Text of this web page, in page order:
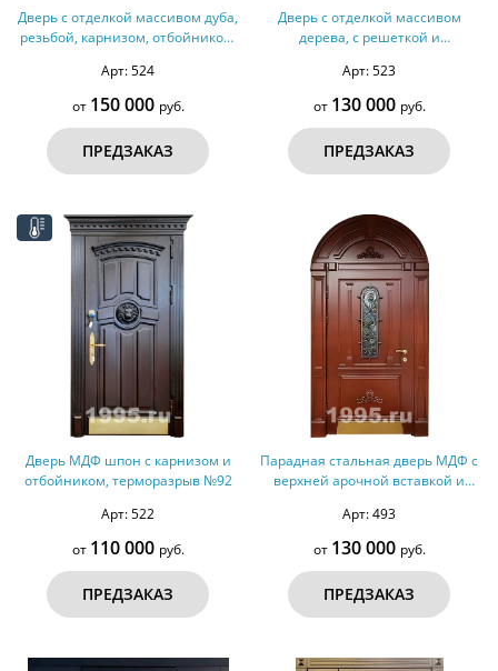
Дверь с отделкой массивом дуба,
резьбой, карнизом, отбойником,
Арт: 524
от 150 000 руб.
ПРЕДЗАКАЗ
Дверь с отделкой массивом
дерева, с решеткой и
Арт: 523
от 130 000 руб.
ПРЕДЗАКАЗ
Дверь МДФ шпон с карнизом и
отбойником, терморазрыв №92
Арт: 522
от 110 000 руб.
ПРЕДЗАКАЗ
Парадная стальная дверь МДФ с
верхней арочной вставкой и
Арт: 493
от 130 000 руб.
ПРЕДЗАКАЗ